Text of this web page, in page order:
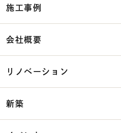
施工事例
会社概要
リノベーション
新築